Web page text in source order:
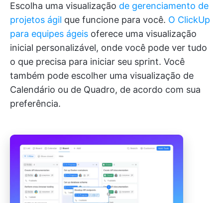
Escolha uma visualização de gerenciamento de
projetos ágil que funcione para você. O ClickUp
para equipes ágeis oferece uma visualização
inicial personalizável, onde você pode ver tudo
o que precisa para iniciar seu sprint. Você
também pode escolher uma visualização de
Calendário ou de Quadro, de acordo com sua
preferência.